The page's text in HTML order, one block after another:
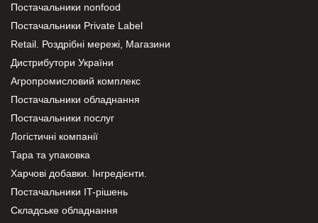
Постачальники nonfood
Постачальники Private Label
Retail. Роздрібні мережі, Магазини
Дистрибутори України
Агропромисловий комплекс
Постачальники обладнання
Постачальники послуг
Логістичні компанії
Тара та упаковка
Харчові добавки. Інгредієнти.
Постачальники IT-рішень
Складське обладнання